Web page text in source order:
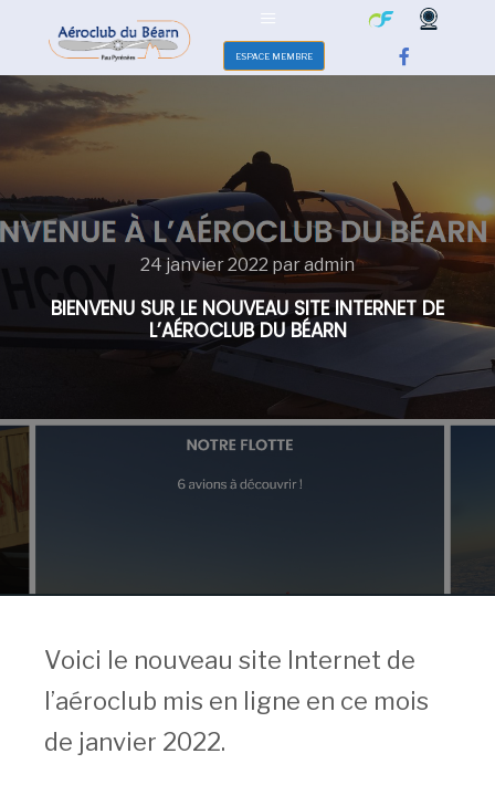
ESPACE MEMBRE
24 janvier 2022 paradmin
BIENVENU SUR LE NOUVEAU SITE INTERNET DE
L’AÉROCLUB DU BÉARN
Voici le nouveau site Internet de
l’aéroclub mis en ligne en ce mois
de janvier 2022.